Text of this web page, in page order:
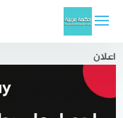
المحتوى
اعلان